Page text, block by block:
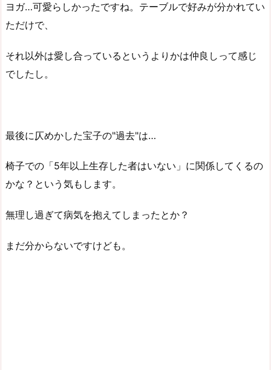
ヨガ…可愛らしかったですね。テーブルで好みが分かれてい
ただけで、
それ以外は愛し合っているというよりかは仲良しって感じ
でしたし。
最後に仄めかした宝子の"過去"は…
椅子での「5年以上生存した者はいない」に関係してくるの
かな？という気もします。
無理し過ぎて病気を抱えてしまったとか？
まだ分からないですけども。